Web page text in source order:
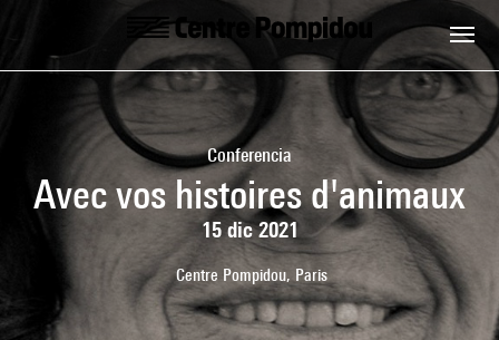
Skip to main content
Centre Pompidou
Conferencia
Avec vos histoires d'animaux
15 dic 2021
Centre Pompidou, Paris